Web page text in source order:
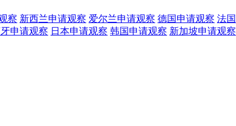
察 新西兰申请观察 爱尔兰申请观察 德国申请观察 法国
申请观察 日本申请观察 韩国申请观察 新加坡申请观察